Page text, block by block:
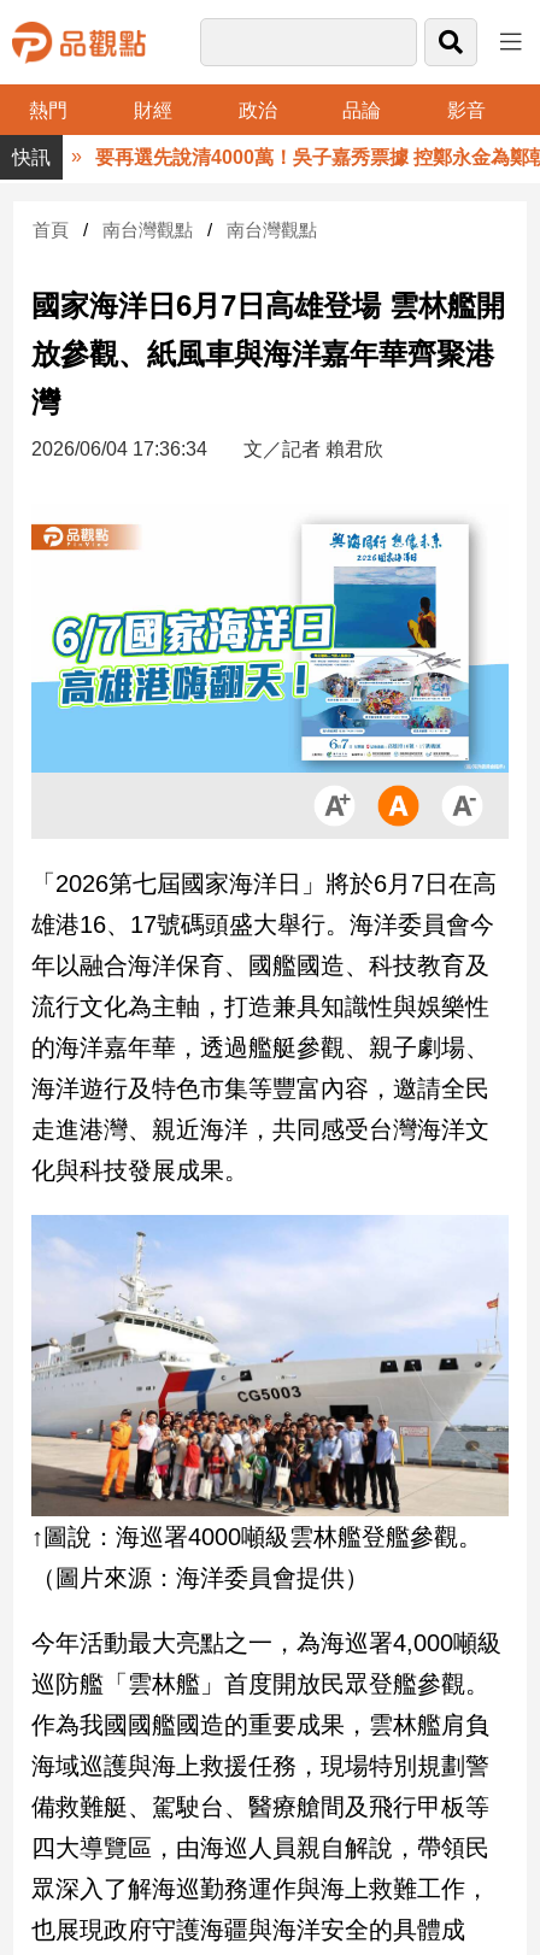
熱門 財經 政治 品論 影音
品
觀
財
台
財
經
新
股
市
產
治
焦
點
品
觀
民
調
國
會
點
岸/
際
社
會/
地
方
新
冠
病
毒
專
區
南
台
灣
觀
要再選先說清4000萬！吳子嘉秀票據 控鄭永金為鄭朝
首頁 南台灣觀點 南台灣觀點
國家海洋日6月7日高雄登場 雲林艦開
放參觀、紙風車與海洋嘉年華齊聚港
灣
2026/06/04 17:36:34 文／記者 賴君欣
「2026第七屆國家海洋日」將於6月7日在高
雄港16、17號碼頭盛大舉行。海洋委員會今
年以融合海洋保育、國艦國造、科技教育及
流行文化為主軸，打造兼具知識性與娛樂性
的海洋嘉年華，透過艦艇參觀、親子劇場、
海洋遊行及特色市集等豐富內容，邀請全民
走進港灣、親近海洋，共同感受台灣海洋文
化與科技發展成果。
↑圖說：海巡署4000噸級雲林艦登艦參觀。
（圖片來源：海洋委員會提供）
今年活動最大亮點之一，為海巡署4,000噸級
巡防艦「雲林艦」首度開放民眾登艦參觀。
作為我國國艦國造的重要成果，雲林艦肩負
海域巡護與海上救援任務，現場特別規劃警
備救難艇、駕駛台、醫療艙間及飛行甲板等
四大導覽區，由海巡人員親自解說，帶領民
眾深入了解海巡勤務運作與海上救難工作，
也展現政府守護海疆與海洋安全的具體成